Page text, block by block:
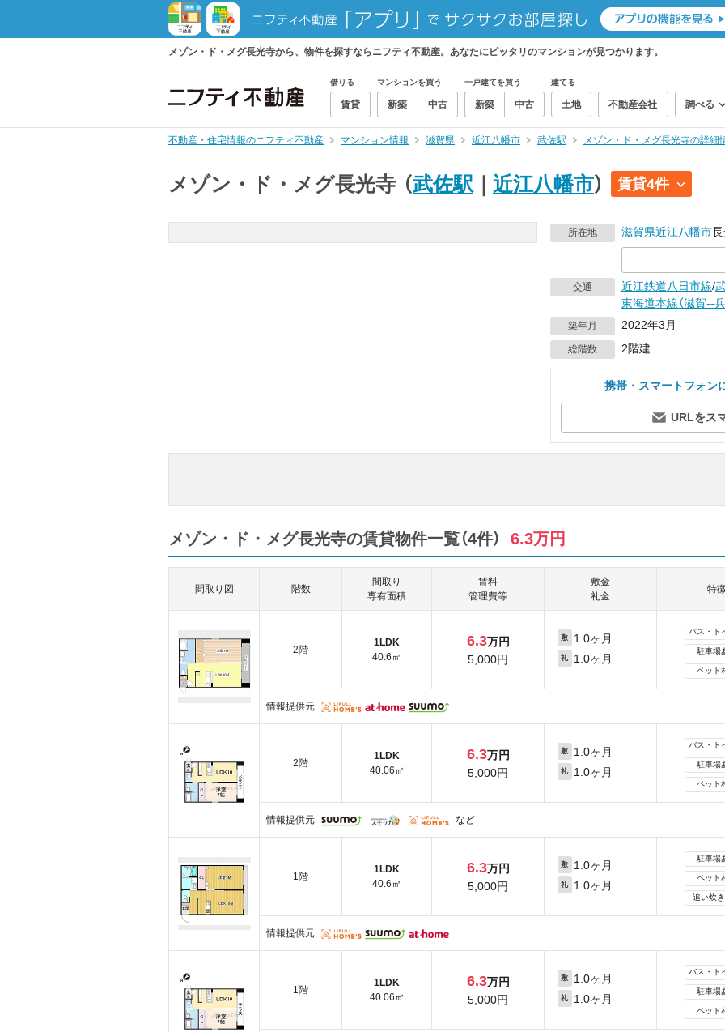
メゾン・ド・メグ長光寺から、物件を探すならニフティ不動産。あなたにピッタリのマンションが見つかります。
借りる
賃貸
マンションを買う
新築 中古
一戸建てを買う
新築 中古
建てる
土地 不動産会社 調べる
不動産・住宅情報のニフティ不動産 マンション情報 滋賀県 近江八幡市 武佐駅 メゾン・ド・メグ長光寺の詳細
メゾン・ド・メグ長光寺 （武佐駅 近江八幡市） 賃貸4件
所在地 滋賀県近江八幡市
交通 近江鉄道八日市線/
東海道本線（滋賀--兵
築年月 2022年3月
総階数 2階建
携帯・スマートフォン
URLをス
メゾン・ド・メグ長光寺の賃貸物件一覧（4件） 6.3万円
間取り図 階数
間取り
専有面積
賃料
管理費等
敷金
礼金
特
2階
1LDK
40.6㎡
6.3万円
5,000円
敷 1.0ヶ月
礼 1.0ヶ月
バス・ト
駐車場
ペット
情報提供元
2階
1LDK
40.06㎡
6.3万円
5,000円
敷 1.0ヶ月
礼 1.0ヶ月
バス・ト
駐車場
ペット
情報提供元 など
1階
1LDK
40.6㎡
6.3万円
5,000円
敷 1.0ヶ月
礼 1.0ヶ月
駐車場
ペット
追い炊
情報提供元
1階
1LDK
40.06㎡
6.3万円
5,000円
敷 1.0ヶ月
礼 1.0ヶ月
バス・ト
駐車場
ペット